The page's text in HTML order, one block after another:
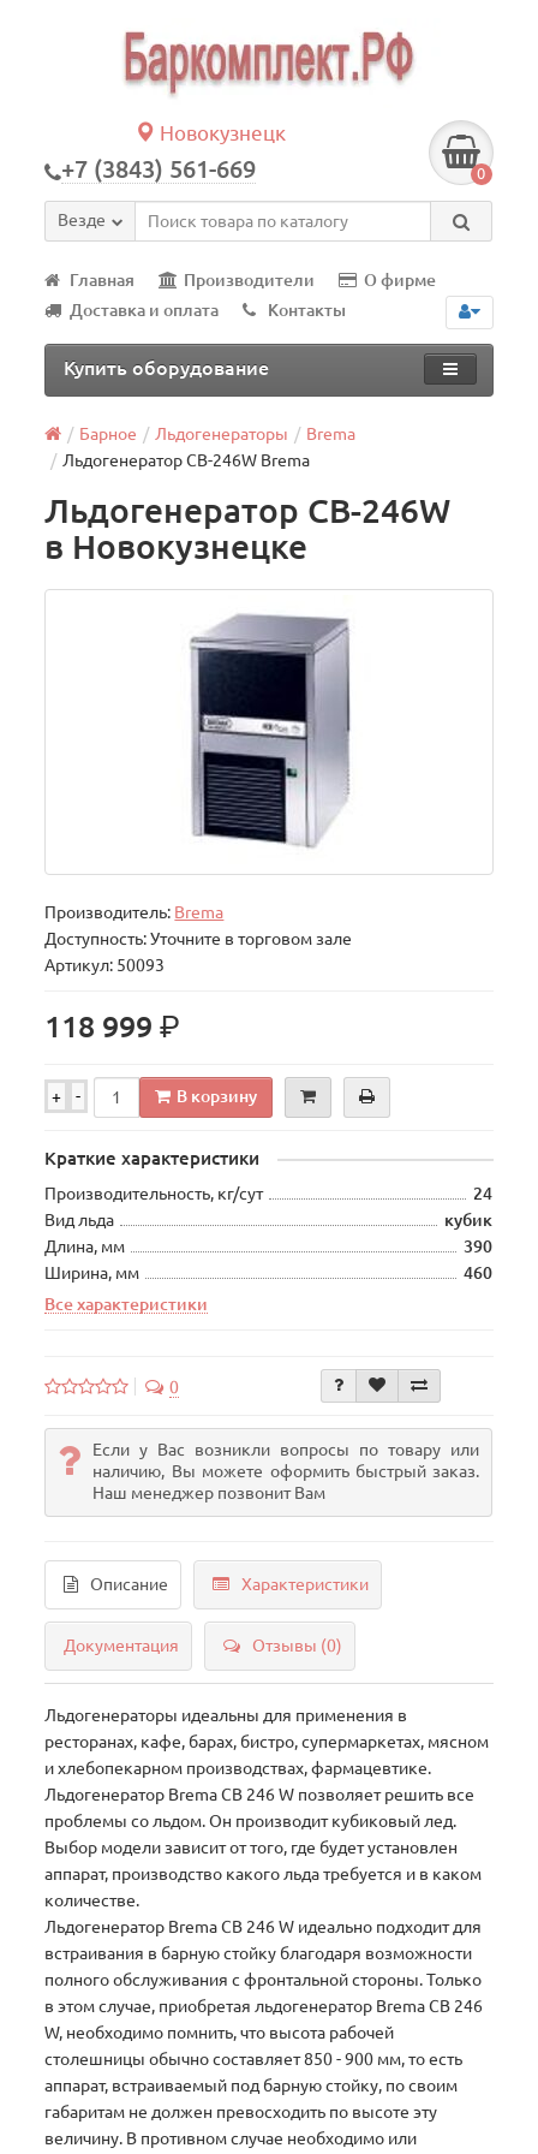
Новокузнецк
+7 (3843) 561-669 0
Везде
Главная Производители
О фирме
Доставка и оплата
Контакты
Купить оборудование
Барное Льдогенераторы
Brema
Льдогенератор СВ-246W Brema
Льдогенератор СВ-246W
в Новокузнецке
Производитель: Brema
Доступность: Уточните в торговом зале
Артикул: 50093
118 999р.
+ - В корзину
Краткие характеристики
Производительность, кг/сут
24
Вид льда
кубик
Длина, мм
390
Ширина, мм
460
Все характеристики
0
Если у Вас возникли вопросы по товару или
наличию, Вы можете оформить быстрый заказ.
Наш менеджер позвонит Вам
Описание Характеристики
Документация Отзывы (0)
Льдогенераторы идеальны для применения в
ресторанах, кафе, барах, бистро, супермаркетах, мясном
и хлебопекарном производствах, фармацевтике.
Льдогенератор Brema СВ 246 W позволяет решить все
проблемы со льдом. Он производит кубиковый лед.
Выбор модели зависит от того, где будет установлен
аппарат, производство какого льда требуется и в каком
количестве.
Льдогенератор Brema СВ 246 W идеально подходит для
встраивания в барную стойку благодаря возможности
полного обслуживания с фронтальной стороны. Только
в этом случае, приобретая льдогенератор Brema СВ 246
W, необходимо помнить, что высота рабочей
столешницы обычно составляет 850 - 900 мм, то есть
аппарат, встраиваемый под барную стойку, по своим
габаритам не должен превосходить по высоте эту
величину. В противном случае необходимо или